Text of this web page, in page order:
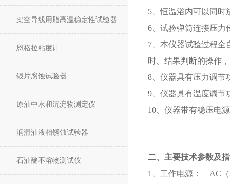
架空导线用脂高温稳定性试验器
恩格拉粘度计
银片腐蚀试验器
原油中水和沉淀物测定仪
润滑油液相锈蚀试验器
石油醚不溶物测试仪
5、恒温浴内可以同时
6、试验弹筒连接压力
7、本仪器试验过程全
时、结果判断的操作
8、仪器具有压力调节
9、仪器具有温度调节
10、仪器带有稳压电
二、主要技术参数及
1、工作电源： AC（